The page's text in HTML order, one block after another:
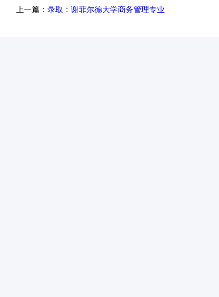
上一篇： 录取：谢菲尔德大学商务管理专业